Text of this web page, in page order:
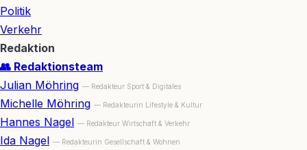
Politik
Verkehr
Redaktion
👥 Redaktionsteam
Julian Möhring — Redakteur Sport & Digitales
Michelle Möhring — Redakteurin Lifestyle & Kultur
Hannes Nagel — Redakteur Wirtschaft & Verkehr
Ida Nagel — Redakteurin Gesellschaft & Wohnen